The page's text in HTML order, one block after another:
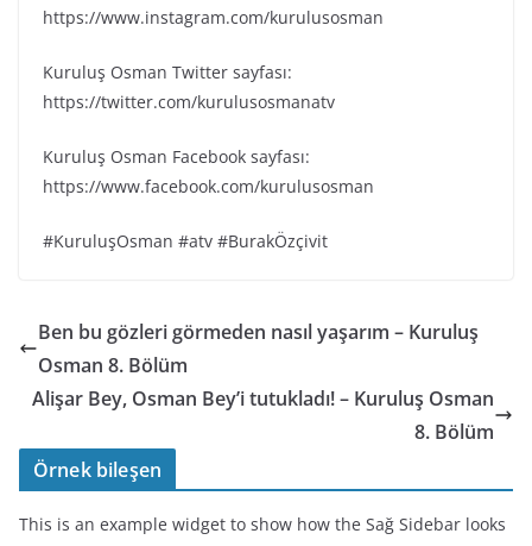
https://www.instagram.com/kurulusosman
Kuruluş Osman Twitter sayfası:
https://twitter.com/kurulusosmanatv
Kuruluş Osman Facebook sayfası:
https://www.facebook.com/kurulusosman
#KuruluşOsman #atv #BurakÖzçivit
Ben bu gözleri görmeden nasıl yaşarım – Kuruluş
Osman 8. Bölüm
Alişar Bey, Osman Bey’i tutukladı! – Kuruluş Osman
8. Bölüm
Örnek bileşen
This is an example widget to show how the Sağ Sidebar looks